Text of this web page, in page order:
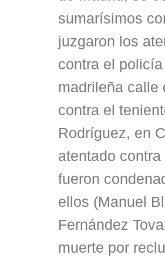
sumarísimos
juzgaron los
contra el
madrileña calle
contra el
Rodríguez, en
atentado
fueron
ellos (Manuel
Fernández
muerte por